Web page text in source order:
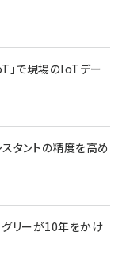
で現場のIoTデー
タントの精度を高め
リーが10年をかけ